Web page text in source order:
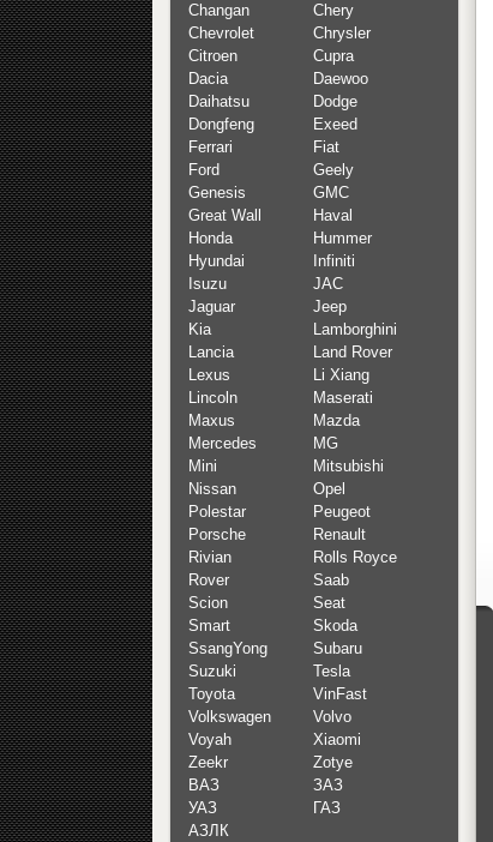
Changan
Chery
Chevrolet
Chrysler
Citroen
Cupra
Dacia
Daewoo
Daihatsu
Dodge
Dongfeng
Exeed
Ferrari
Fiat
Ford
Geely
Genesis
GMC
Great Wall
Haval
Honda
Hummer
Hyundai
Infiniti
Isuzu
JAC
Jaguar
Jeep
Kia
Lamborghini
Lancia
Land Rover
Lexus
Li Xiang
Lincoln
Maserati
Maxus
Mazda
Mercedes
MG
Mini
Mitsubishi
Nissan
Opel
Polestar
Peugeot
Porsche
Renault
Rivian
Rolls Royce
Rover
Saab
Scion
Seat
Smart
Skoda
SsangYong
Subaru
Suzuki
Tesla
Toyota
VinFast
Volkswagen
Volvo
Voyah
Xiaomi
Zeekr
Zotye
ВАЗ
ЗАЗ
УАЗ
ГАЗ
АЗЛК